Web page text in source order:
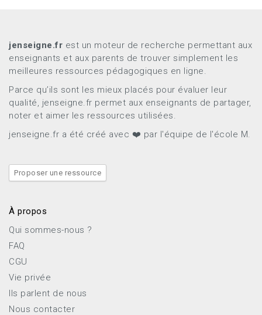
jenseigne.fr est un moteur de recherche permettant aux
enseignants et aux parents de trouver simplement les
meilleures ressources pédagogiques en ligne.
Parce qu’ils sont les mieux placés pour évaluer leur
qualité, jenseigne.fr permet aux enseignants de partager,
noter et aimer les ressources utilisées.
jenseigne.fr a été créé avec ❤️ par l'équipe de l'école M.
Proposer une ressource
À propos
Qui sommes-nous ?
FAQ
CGU
Vie privée
Ils parlent de nous
Nous contacter